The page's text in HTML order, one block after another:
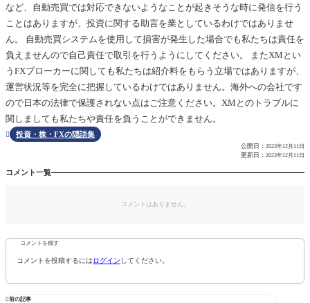
など、自動売買では対応できないようなことが起きそうな時に発信を行う
ことはありますが、投資に関する助言を業としているわけではありませ
ん。 自動売買システムを使用して損害が発生した場合でも私たちは責任を
負えませんので自己責任で取引を行うようにしてください。 またXMとい
うFXブローカーに関しても私たちは紹介料をもらう立場ではありますが、
運営状況等を完全に把握しているわけではありません。海外への会社です
ので日本の法律で保護されない点はご注意ください。XMとのトラブルに
関しましても私たちや責任を負うことができません。
 投資・株・FXの隠語集
公開日： 2023年12月11日
更新日： 2023年12月11日
コメント一覧
コメントはありません。
コメントを残す
コメントを投稿するにはログイン してください。
前の記事